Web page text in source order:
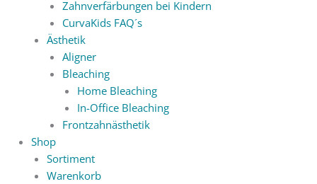
Zahnverfärbungen bei Kindern
CurvaKids FAQ´s
Ästhetik
Aligner
Bleaching
Home Bleaching
In-Office Bleaching
Frontzahnästhetik
Shop
Sortiment
Warenkorb